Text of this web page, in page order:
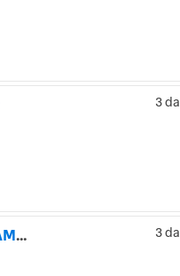
3
Volkswagen Caddy Combi 2.0 TDI 4M DRAG / VÄRMARE / BACKKAMERA / ED35 / 3